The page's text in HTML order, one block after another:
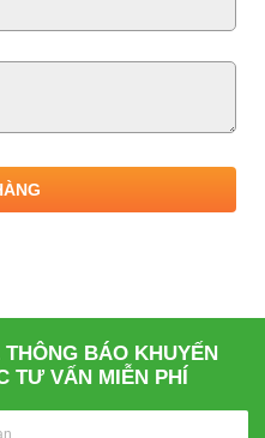
BÁO KHUYẾN
VẤN MIỄN PHÍ